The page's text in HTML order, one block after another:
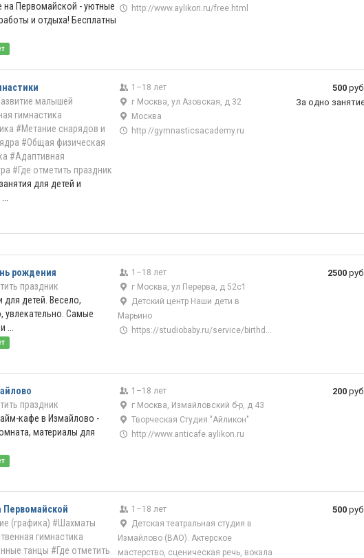
на Первомайской - уютные
и отдыха! Бесплатны
http://www.aylikon.ru/free.html
малышей
гимнастика
#Метание снарядов и
#Общая физическая
#Адаптивная
#Где отметить праздник
для детей и
1–18 лет
г Москва, ул Азовская, д 32
Москва
http://gymnasticsacademy.ru
500
За одно
рождения
праздник
для детей. Весело,
увлекательно. Самые
...
1–18 лет
г Москва, ул Перерва, д 52с1
Детский центр Наши дети в
Марьино
https://studiobaby.ru/service/birthday/
2500
праздник
кафе в Измайлово -
материалы для
1–18 лет
г Москва, Измайловский б-р, д 43
Творческая Студия "Айликон"
http://www.anticafe.aylikon.ru
200
Первомайской
(графика) #Шахматы
гимнастика
танцы #Где отметить
1–18 лет
Детская театральная студия в
Измайлово (ВАО). Актерское
мастерство, сценическая речь, вокала
500